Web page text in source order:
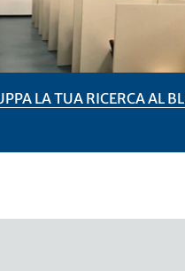
LA TUA RICERCA AL